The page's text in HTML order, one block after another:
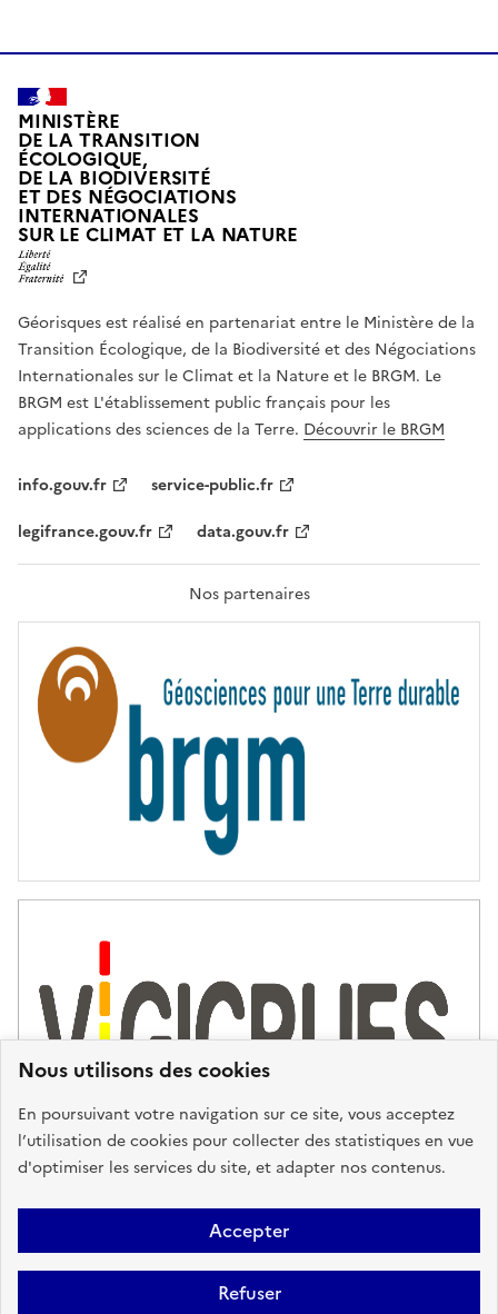
Nous utilisons des cookies
En poursuivant votre navigation sur ce site, vous acceptez
l’utilisation de cookies pour collecter des statistiques en vue
d'optimiser les services du site, et adapter nos contenus.
Accepter
Refuser
MINISTÈRE
DE LA TRANSITION
ÉCOLOGIQUE,
DE LA BIODIVERSITÉ
ET DES NÉGOCIATIONS
INTERNATIONALES
SUR LE CLIMAT ET LA NATUREL
T
É
,
É
G
A
L
F
A
T
R
T
É
Géorisques est réalisé en partenariat entre le Ministère de la
Transition Écologique, de la Biodiversité et des Négociations
Internationales sur le Climat et la Nature et le BRGM. Le
BRGM est L'établissement public français pour les
applications des sciences de la Terre. Découvrir le BRGM
info.gouv.fr
service-public.fr
legifrance.gouv.fr
data.gouv.fr
Nos partenaires
Plan du site Accessibilité : partiellement conforme
Mentions
Légales
Données personnelles Gestion des cookies
FAQ